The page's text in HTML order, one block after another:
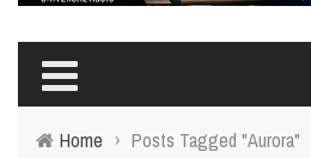
Home › Posts Tagged "Aurora"